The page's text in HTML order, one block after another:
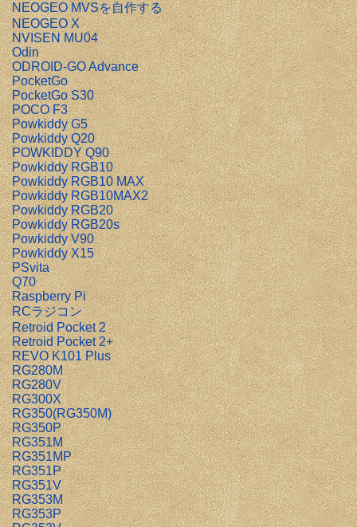
NEOGEO MVSを自作する
NEOGEO X
NVISEN MU04
Odin
ODROID-GO Advance
PocketGo
PocketGo S30
POCO F3
Powkiddy G5
Powkiddy Q20
POWKIDDY Q90
Powkiddy RGB10
Powkiddy RGB10 MAX
Powkiddy RGB10MAX2
Powkiddy RGB20
Powkiddy RGB20s
Powkiddy V90
Powkiddy X15
PSvita
Q70
Raspberry Pi
RCラジコン
Retroid Pocket 2
Retroid Pocket 2+
REVO K101 Plus
RG280M
RG280V
RG300X
RG350(RG350M)
RG350P
RG351M
RG351MP
RG351P
RG351V
RG353M
RG353P